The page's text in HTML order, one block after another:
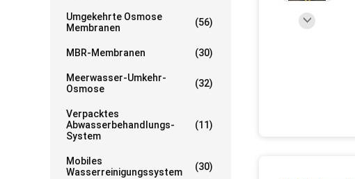
Umgekehrte Osmose
Membranen
(56)
MBR-Membranen (30)
Meerwasser-Umkehr-
Osmose
(32)
Verpacktes
Abwasserbehandlungs-
System
(11)
Mobiles
Wasserreinigungssystem
(30)